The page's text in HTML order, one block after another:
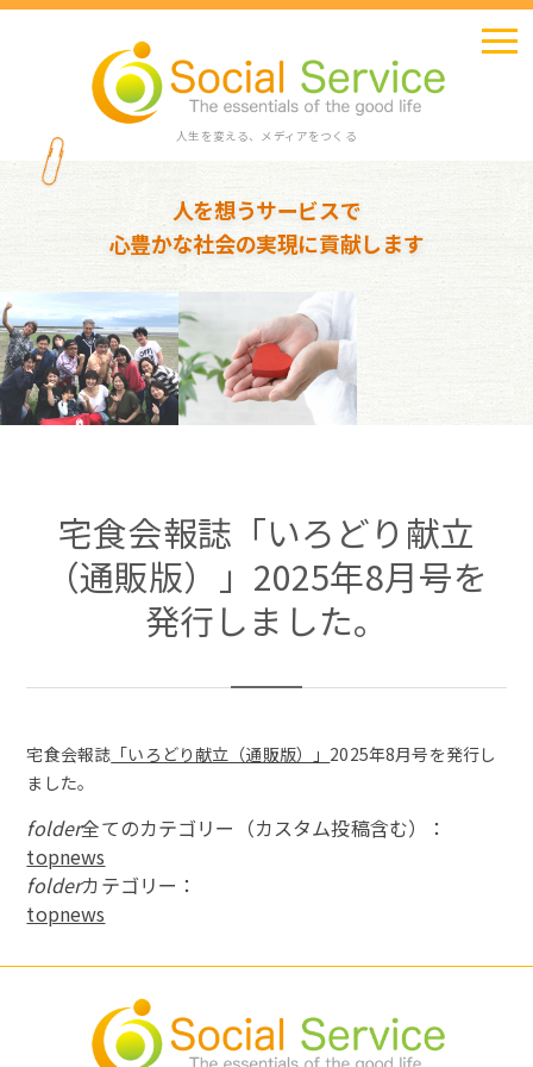
人生を変える、メディアをつくる
人を想うサービスで
心豊かな社会の実現に貢献します
宅食会報誌「いろどり献立
（通販版）」2025年8月号を
発行しました。
宅食会報誌 「いろどり献立（通販版）」 2025年8月号を発行し
ました。
folder全てのカテゴリー（カスタム投稿含む）：
topnews
folderカテゴリー：
topnews